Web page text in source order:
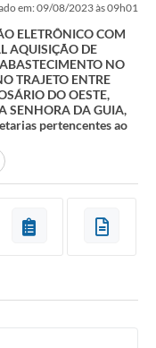
em: 09/08/2023 às 09h01
ELETRÔNICO COM
AQUISIÇÃO DE
NO
TRAJETO ENTRE
DO OESTE,
SENHORA DA GUIA,
pertencentes ao